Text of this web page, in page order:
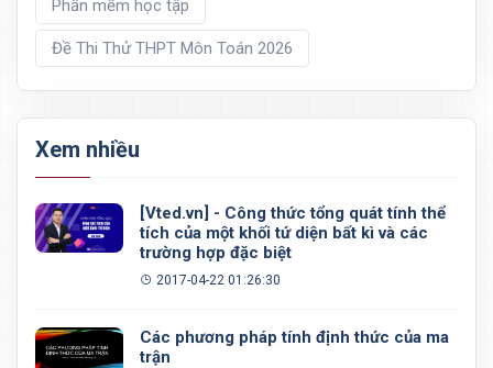
Phần mềm học tập
Đề Thi Thử THPT Môn Toán 2026
Xem nhiều
[Vted.vn] - Công thức tổng quát tính thể
tích của một khối tứ diện bất kì và các
trường hợp đặc biệt
2017-04-22 01:26:30
Các phương pháp tính định thức của ma
trận